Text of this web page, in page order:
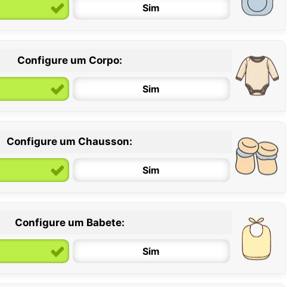
Sim
Configure um Corpo:
Sim
6 / 12 meses 12 / 18 meses
Configure um Chausson:
Sim
Configure um Babete:
Sim